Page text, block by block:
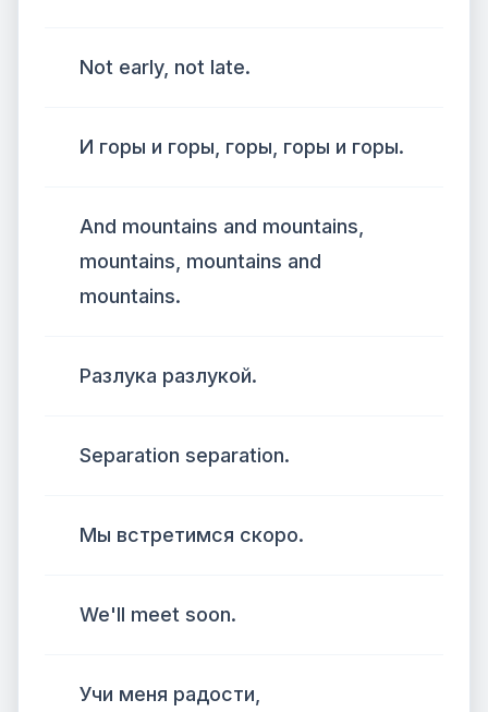
Not early, not late.
И горы и горы, горы, горы и горы.
And mountains and mountains,
mountains, mountains and
mountains.
Разлука разлукой.
Separation separation.
Мы встретимся скоро.
We'll meet soon.
Учи меня радости,